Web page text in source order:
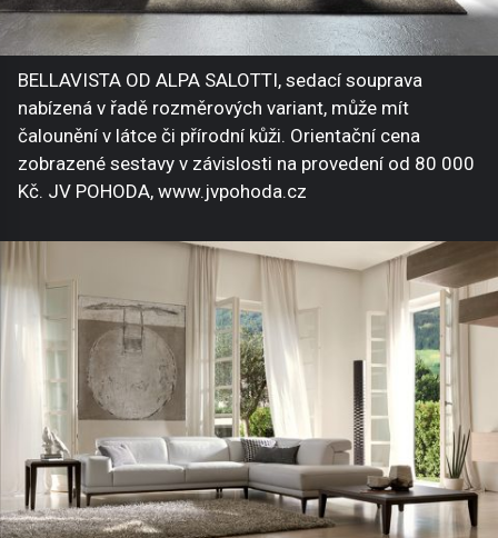
BELLAVISTA OD ALPA SALOTTI, sedací souprava
nabízená v řadě rozměrových variant, může mít
čalounění v látce či přírodní kůži. Orientační cena
zobrazené sestavy v závislosti na provedení od 80 000
Kč. JV POHODA, www.jvpohoda.cz